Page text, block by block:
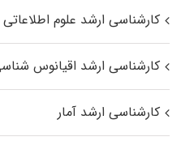
کارشناسی ارشد علوم اطلاعاتی
کارشناسی ارشد اقیانوس‌
کارشناسی ارشد آمار